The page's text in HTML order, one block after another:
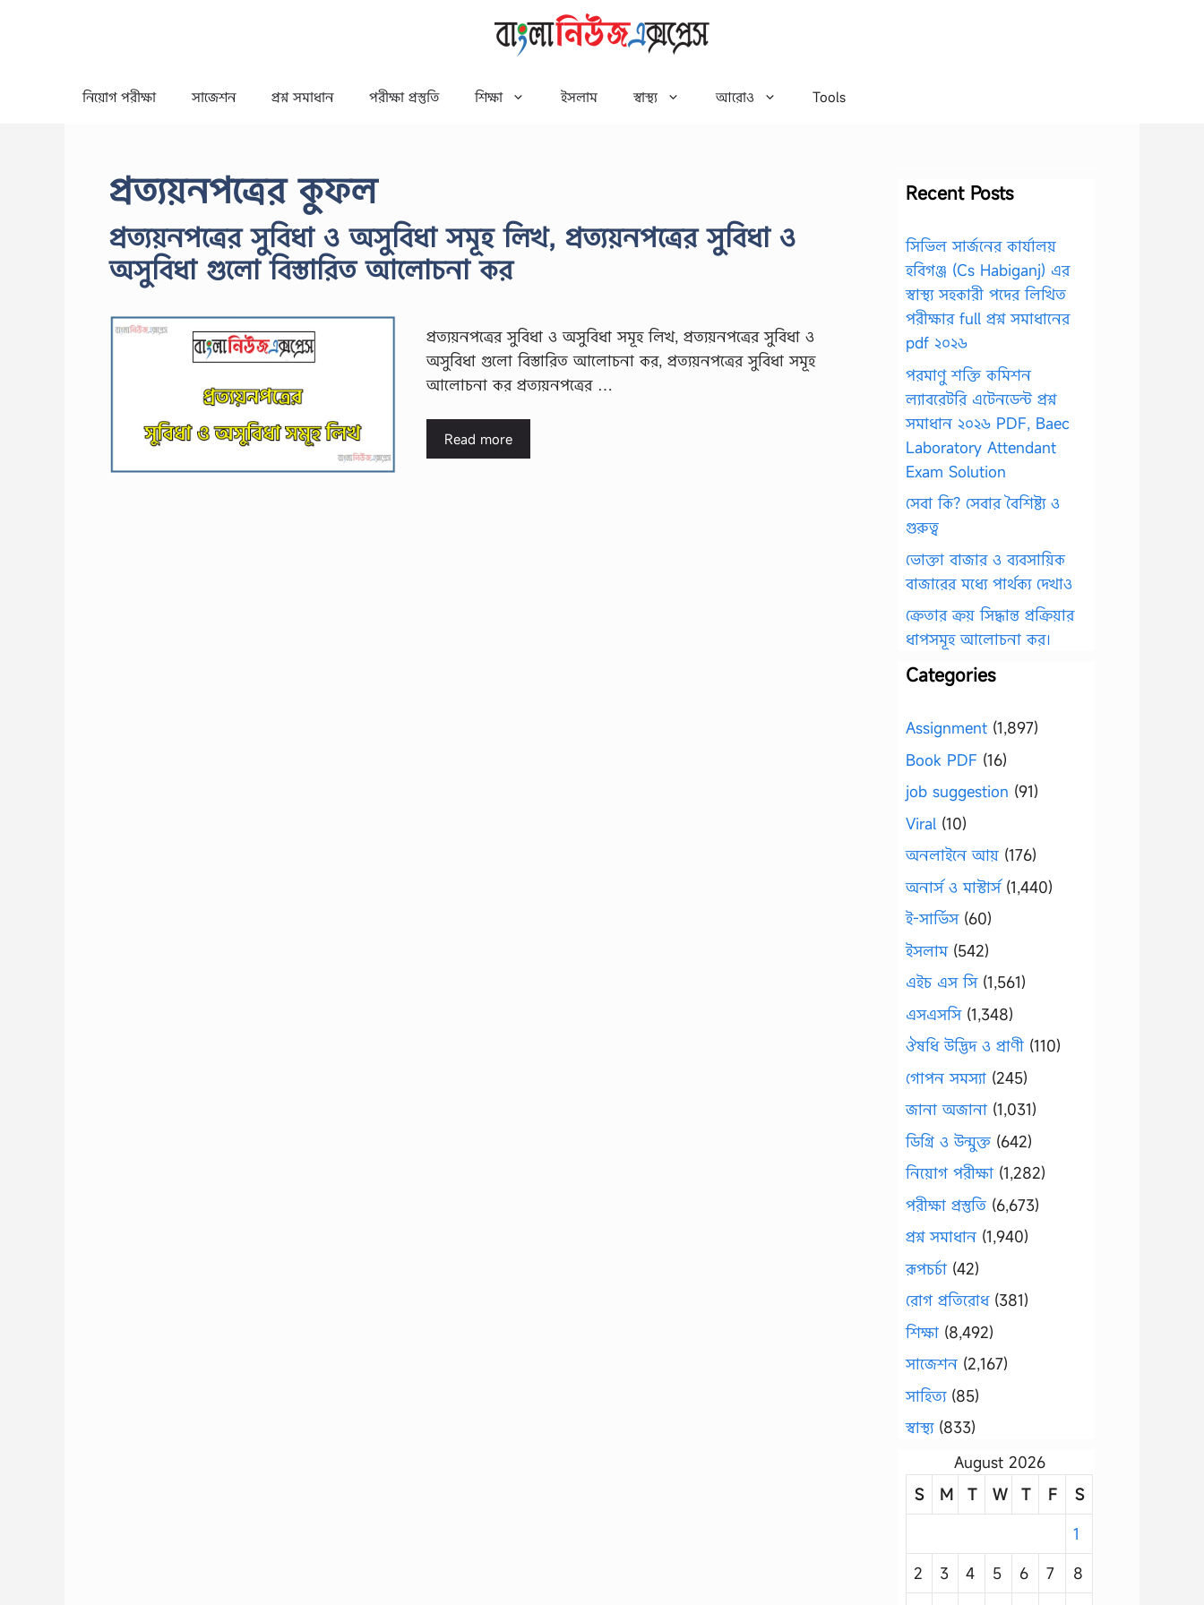
নিয়োগ পরীক্ষা সাজেশন প্রশ্ন সমাধান পরীক্ষা প্রস্তুতি শিক্ষা ইসলাম স্বাস্থ্য আরোও Tools
প্রত্যয়নপত্রের কুফল
প্রত্যয়নপত্রের সুবিধা ও অসুবিধা সমূহ লিখ, প্রত্যয়নপত্রের সুবিধা ও
অসুবিধা গুলো বিস্তারিত আলোচনা কর
প্রত্যয়নপত্রের সুবিধা ও অসুবিধা সমূহ লিখ, প্রত্যয়নপত্রের সুবিধা ও
অসুবিধা গুলো বিস্তারিত আলোচনা কর, প্রত্যয়নপত্রের সুবিধা সমূহ
আলোচনা কর প্রত্যয়নপত্রের …
Read more
Recent Posts
সিভিল সার্জনের কার্যালয়
হবিগঞ্জ (Cs Habiganj) এর
স্বাস্থ্য সহকারী পদের লিখিত
পরীক্ষার full প্রশ্ন সমাধানের
pdf ২০২৬
পরমাণু শক্তি কমিশন
ল্যাবরেটরি এটেনডেন্ট প্রশ্ন
সমাধান ২০২৬ PDF, Baec
Laboratory Attendant
Exam Solution
সেবা কি? সেবার বৈশিষ্ট্য ও
গুরুত্ব
ভোক্তা বাজার ও ব্যবসায়িক
বাজারের মধ্যে পার্থক্য দেখাও
ক্রেতার ক্রয় সিদ্ধান্ত প্রক্রিয়ার
ধাপসমূহ আলোচনা কর।
Categories
Assignment (1,897)
Book PDF (16)
job suggestion (91)
Viral (10)
অনলাইনে আয় (176)
অনার্স ও মাস্টার্স(1,440)
ই-সার্ভিস(60)
ইসলাম(542)
এইচ এস সি(1,561)
এসএসসি(1,348)
ঔষধি উদ্ভিদ ও প্রাণী (110)
গোপন সমস্যা (245)
জানা অজানা (1,031)
ডিগ্রি ও উন্মুক্ত (642)
নিয়োগ পরীক্ষা (1,282)
পরীক্ষা প্রস্তুতি (6,673)
প্রশ্ন সমাধান (1,940)
রূপচর্চা (42)
রোগ প্রতিরোধ(381)
শিক্ষা (8,492)
সাজেশন (2,167)
সাহিত্য(85)
স্বাস্থ্য(833)
August 2026
S
M T W T F
S
1
2
3 4 5 6 7
8